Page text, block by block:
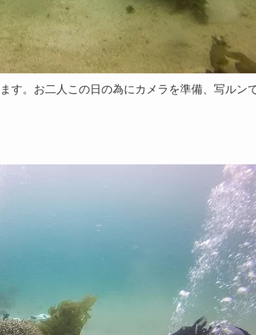
す。お二人この日の為にカメラを準備、写ルン